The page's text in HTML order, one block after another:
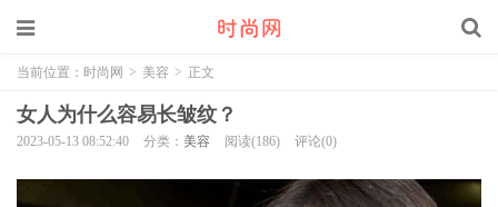
当前位置： 时尚网 > 美容 > 正文
女人为什么容易长皱纹？
2023-05-13 08:52:40 分类： 美容 阅读(186) 评论(0)